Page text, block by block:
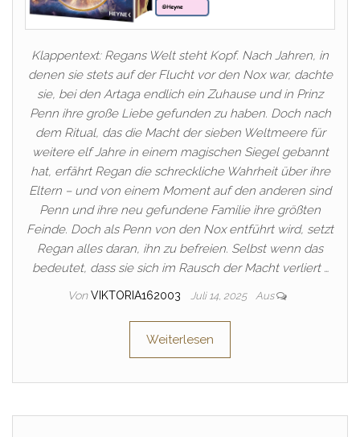
Klappentext: Regans Welt steht Kopf. Nach Jahren, in
denen sie stets auf der Flucht vor den Nox war, dachte
sie, bei den Artaga endlich ein Zuhause und in Prinz
Penn ihre große Liebe gefunden zu haben. Doch nach
dem Ritual, das die Macht der sieben Weltmeere für
weitere elf Jahre in einem magischen Siegel gebannt
hat, erfährt Regan die schreckliche Wahrheit über ihre
Eltern – und von einem Moment auf den anderen sind
Penn und ihre neu gefundene Familie ihre größten
Feinde. Doch als Penn von den Nox entführt wird, setzt
Regan alles daran, ihn zu befreien. Selbst wenn das
bedeutet, dass sie sich im Rausch der Macht verliert …
Von VIKTORIA162003 Juli 14, 2025 Aus
Weiterlesen